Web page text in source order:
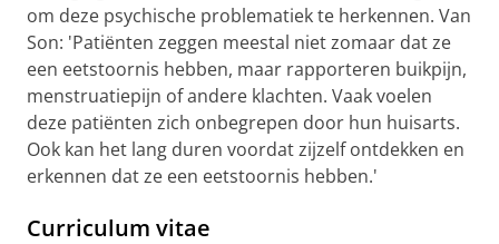
om deze psychische problematiek te herkennen. Van
Son: 'Patiënten zeggen meestal niet zomaar dat ze
een eetstoornis hebben, maar rapporteren buikpijn,
menstruatiepijn of andere klachten. Vaak voelen
deze patiënten zich onbegrepen door hun huisarts.
Ook kan het lang duren voordat zijzelf ontdekken en
erkennen dat ze een eetstoornis hebben.'
Curriculum vitae